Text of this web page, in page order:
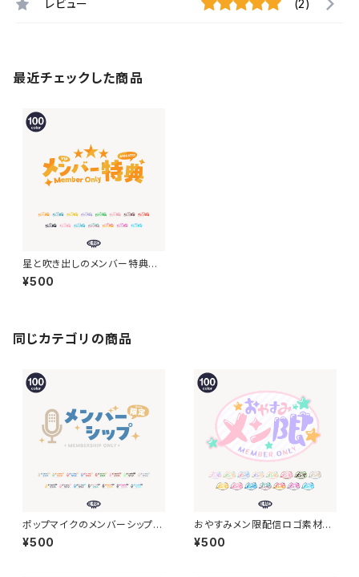
レビュー (2)
最近チェックした商品
星と吹き出しのメンバー特典ロ
ゴ【フリー素材・サムネ素材】
¥500
同じカテゴリの商品
ポップマイクのメンバーシップオ
ンリー【フリー素材・サムネ素材】
¥500
おやすみメン限配信ロゴ素材【フ
リー素材・サムネ素材】
¥500